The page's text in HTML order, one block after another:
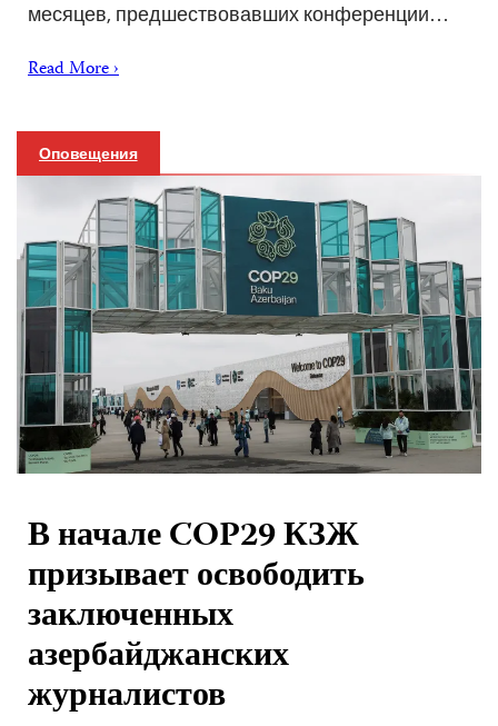
месяцев, предшествовавших конференции…
Read More ›
Оповещения
В начале COP29 КЗЖ
призывает освободить
заключенных
азербайджанских
журналистов